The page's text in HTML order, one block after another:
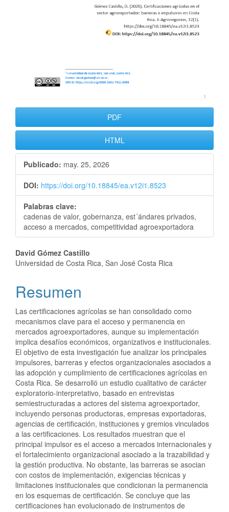
PDF
HTML
Publicado: may. 25, 2026
DOI: https://doi.org/10.18845/ea.v12i1.8523
Palabras clave:
cadenas de valor, gobernanza, est´ándares privados,
acceso a mercados, competitividad agroexportadora
Contenido
del
artículo
David Gómez Castillo
Universidad de Costa Rica, San José Costa Rica
Resumen
Las certificaciones agrícolas se han consolidado como
mecanismos clave para el acceso y permanencia en
mercados agroexportadores, aunque su implementación
implica desafíos económicos, organizativos e institucionales.
El objetivo de esta investigación fue analizar los principales
impulsores, barreras y efectos organizacionales asociados a
las adopción y cumplimiento de certificaciones agrícolas en
Costa Rica. Se desarrolló un estudio cualitativo de carácter
exploratorio-interpretativo, basado en entrevistas
semiestructuradas a actores del sistema agroexportador,
incluyendo personas productoras, empresas exportadoras,
agencias de certificación, instituciones y gremios vinculados
a las certificaciones. Los resultados muestran que el
principal impulsor es el acceso a mercados internacionales y
el fortalecimiento organizacional asociado a la trazabilidad y
la gestión productiva. No obstante, las barreras se asocian
con costos de implementación, exigencias técnicas y
limitaciones institucionales que condicionan la permanencia
en los esquemas de certificación. Se concluye que las
certificaciones han evolucionado de instrumentos de